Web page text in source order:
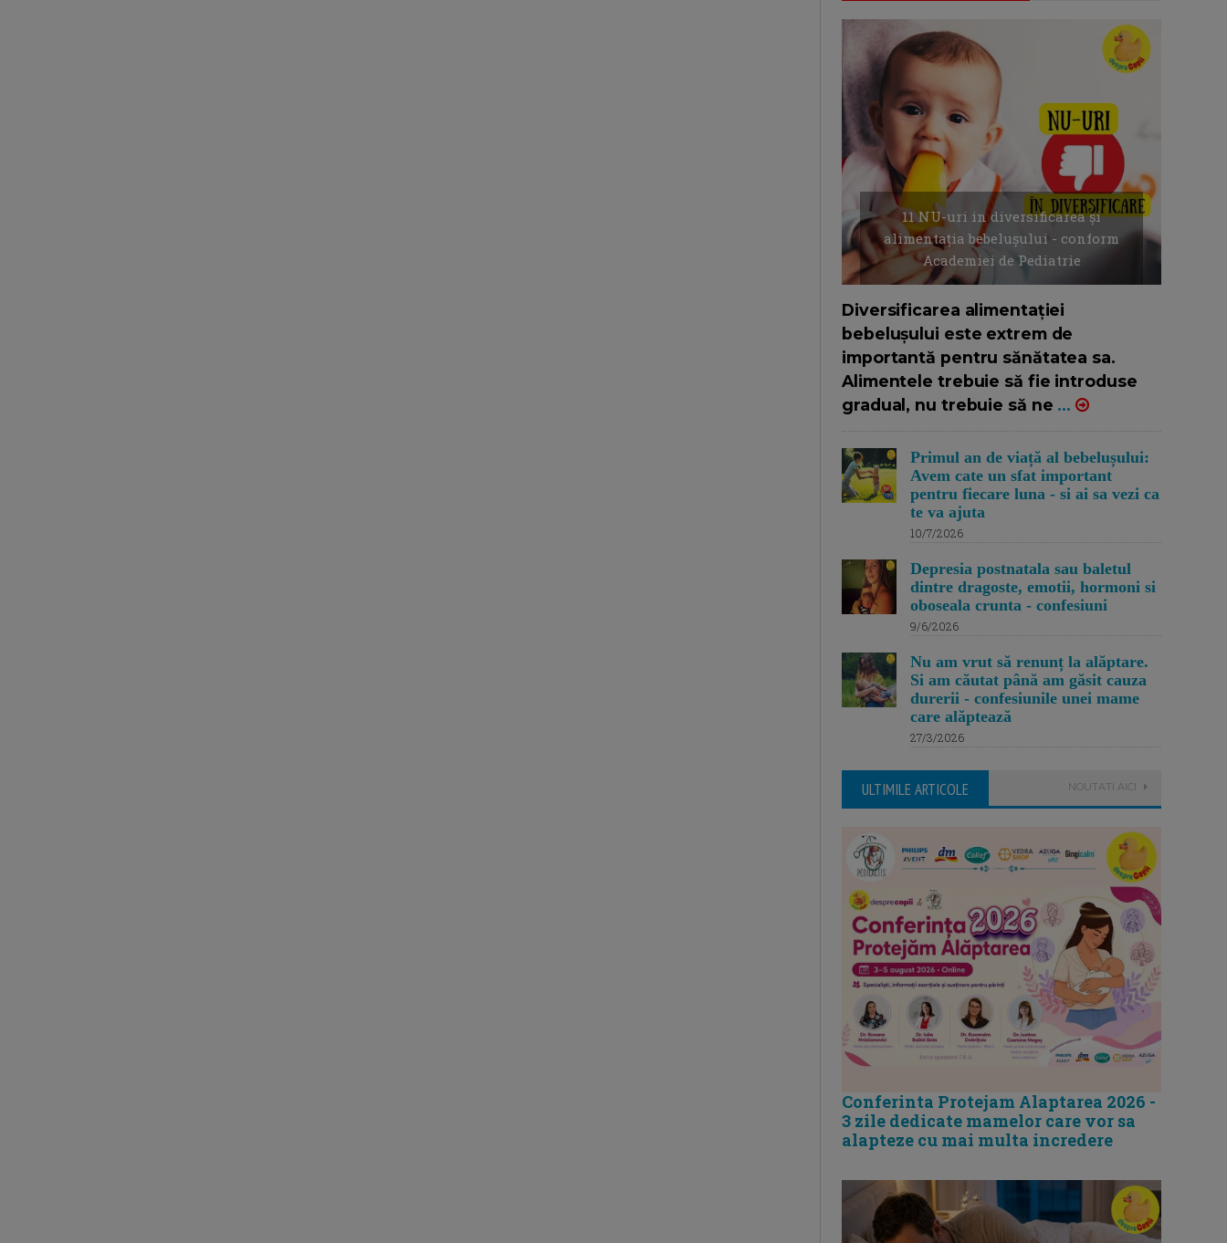
11 NU-uri in diversificarea și
alimentația bebelușului - conform
Academiei de Pediatrie
Diversificarea alimentației
bebelușului este extrem de
importantă pentru sănătatea sa.
Alimentele trebuie să fie introduse
gradual, nu trebuie să ne ...
Primul an de viață al bebelușului:
Avem cate un sfat important
pentru fiecare luna - si ai sa vezi ca
te va ajuta
10/7/2026
Depresia postnatala sau baletul
dintre dragoste, emotii, hormoni si
oboseala crunta - confesiuni
9/6/2026
Nu am vrut să renunț la alăptare.
Si am căutat până am găsit cauza
durerii - confesiunile unei mame
care alăptează
27/3/2026
ULTIMILE ARTICOLE NOUTATI AICI
Conferinta Protejam Alaptarea 2026 -
3 zile dedicate mamelor care vor sa
alapteze cu mai multa incredere